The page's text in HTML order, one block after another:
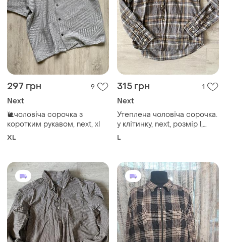
297 грн 9
Next
🐌чоловіча сорочка з
коротким рукавом, next, xl
XL
315 грн 1
Next
Утеплена чоловіча сорочка.
у клітинку, next, розмір l,
фланель, котон
L